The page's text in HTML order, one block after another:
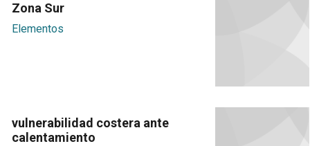
Zona Sur
Elementos
vulnerabilidad costera ante
calentamiento